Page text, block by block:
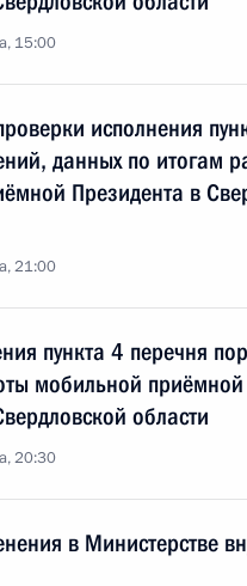
15:00
исполнения
данных по итогам
Президента в
21:00
пункта 4 перечня
мобильной приёмной
области
20:30
в Министерстве